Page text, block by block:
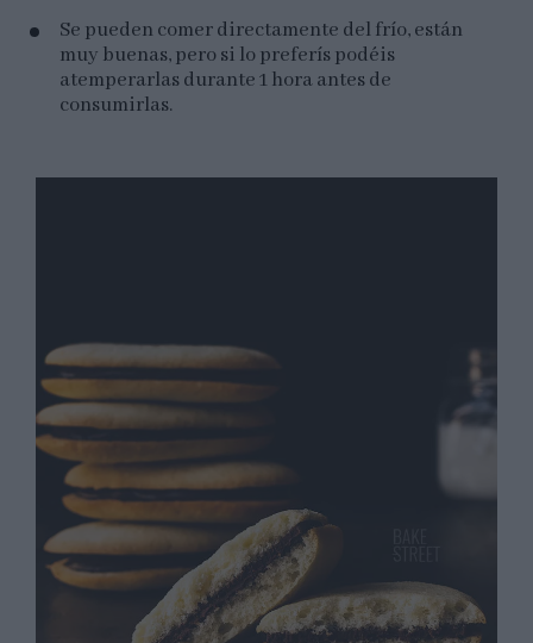
Se pueden comer directamente del frío, están
muy buenas, pero si lo preferís podéis
atemperarlas durante 1 hora antes de
consumirlas.